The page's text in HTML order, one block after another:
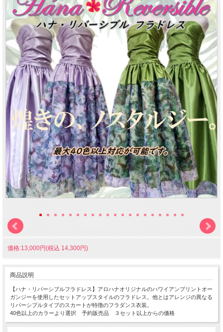
価格:13,000円(税込 14,300円)
商品説明
【ハナ・リバーシブルフラドレス】アロハナオリジナルのハワイアンプリントオー
ガンジーを使用したセットアップスタイルのフラドレス。他とはアレンジの異なる
リバーシブルタイプのスカートが特徴のフラダンス衣装。
40色以上のカラーより選択 予約販売品 ３セット以上からの価格